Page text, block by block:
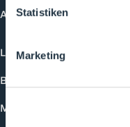
Statistiken
Marketing
Academy
Login
Buchungsmöglichkeiten
Medienformate